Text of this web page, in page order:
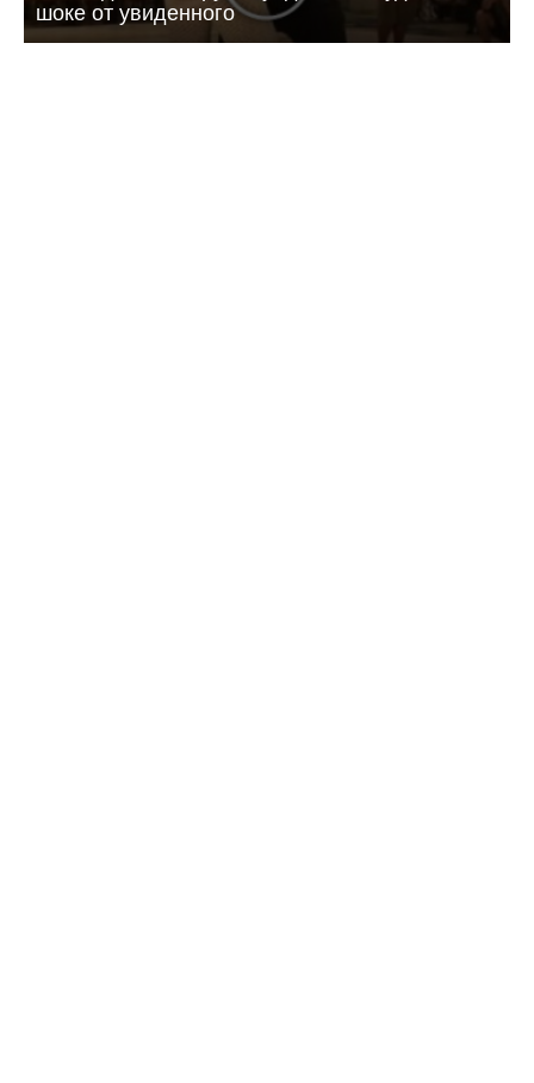
шоке от увиденного